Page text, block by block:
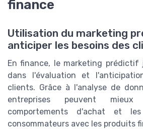
finance
Utilisation du marketing
anticiper les besoins des
En finance, le marketing prédictif
dans l'évaluation et
clients. Grâce à l'analyse de
entreprises peuvent mieux
comportements d'achat et
consommateurs avec les produits